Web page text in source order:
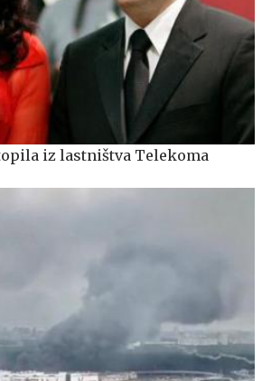
iz lastništva Telekoma